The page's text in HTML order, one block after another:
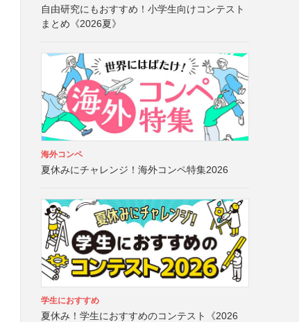
自由研究にもおすすめ！小学生向けコンテスト
まとめ《2026夏》
海外コンペ
夏休みにチャレンジ！海外コンペ特集2026
学生におすすめ
夏休み！学生におすすめのコンテスト《2026